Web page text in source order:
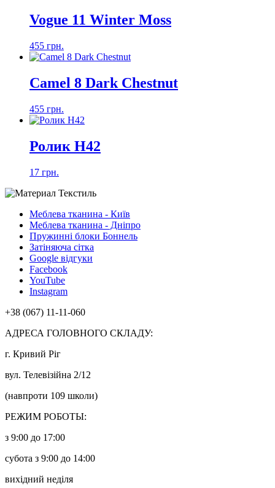
Vogue 11 Winter Moss
455 грн.
Camel 8 Dark Chestnut
455 грн.
Ролик H42
17 грн.
Меблева тканина - Київ
Меблева тканина - Дніпро
Пружинні блоки Боннель
Затіняюча сітка
Google відгуки
Facebook
YouTube
Instagram
+38 (067) 11-11-060
АДРЕСА ГОЛОВНОГО СКЛАДУ:
г. Кривий Ріг
вул. Телевізійна 2/12
(навпроти 109 школи)
РЕЖИМ РОБОТЫ:
з 9:00 до 17:00
субота з 9:00 до 14:00
вихідний неділя